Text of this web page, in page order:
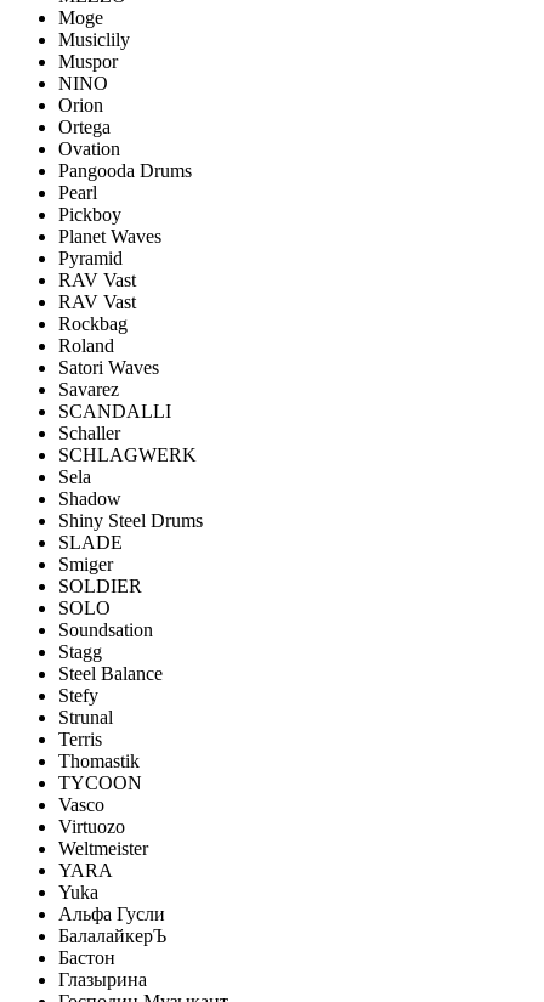
Moge
Musiclily
Muspor
NINO
Orion
Ortega
Ovation
Pangooda Drums
Pearl
Pickboy
Planet Waves
Pyramid
RAV Vast
RAV Vast
Rockbag
Roland
Satori Waves
Savarez
SCANDALLI
Schaller
SCHLAGWERK
Sela
Shadow
Shiny Steel Drums
SLADE
Smiger
SOLDIER
SOLO
Soundsation
Stagg
Steel Balance
Stefy
Strunal
Terris
Thomastik
TYCOON
Vasco
Virtuozo
Weltmeister
YARA
Yuka
Альфа Гусли
БалалайкерЪ
Бастон
Глазырина